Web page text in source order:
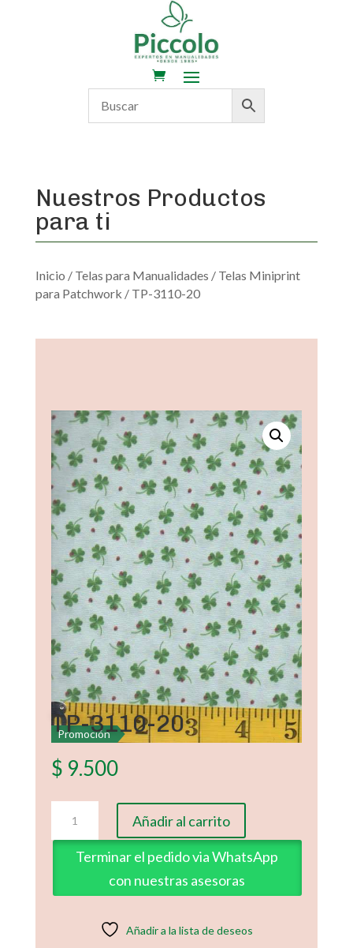
Nuestros Productos
para ti
Inicio / Telas para Manualidades / Telas Miniprint
para Patchwork / TP-3110-20
Promoción
TP-3110-20
$ 9.500
3110-
20
cantidad
Añadir al carrito
Terminar el pedido via WhatsApp
con nuestras asesoras
Añadir a la lista de deseos